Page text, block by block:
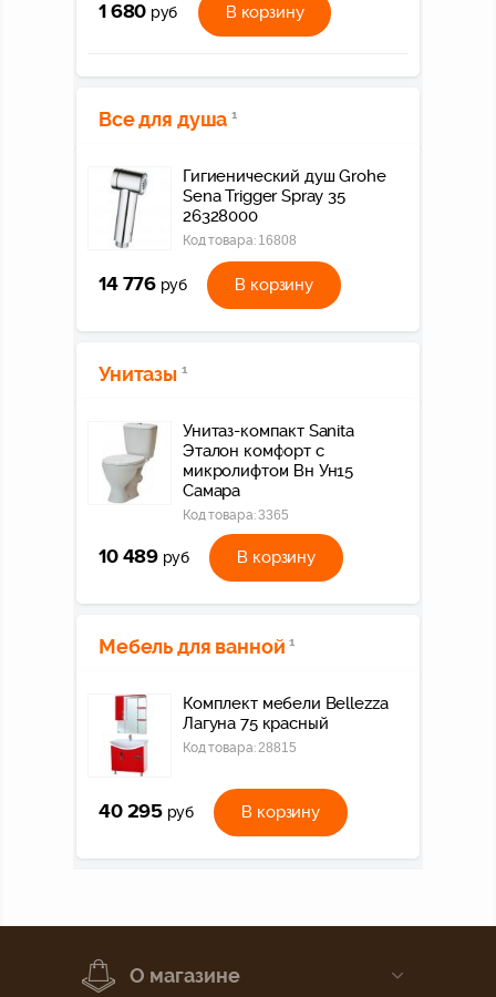
1 680 руб В корзину
Все для душа 1
Гигиенический душ Grohe
Sena Trigger Spray 35
26328000
Код товара: 16808
14 776 руб В корзину
Унитазы 1
Унитаз-компакт Sanita
Эталон комфорт с
микролифтом Вн Ун15
Самара
Код товара:3365
10 489 руб В корзину
Мебель для ванной 1
Комплект мебели Bellezza
Лагуна 75 красный
Код товара:28815
40 295 руб В корзину
О магазине